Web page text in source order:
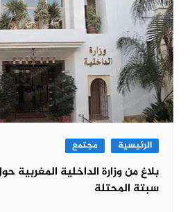
الرئيسية مجتمع
بلاغ من وزارة الداخلية المغربية
سبتة المحتلة